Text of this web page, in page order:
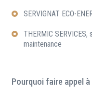
SERVIGNAT ECO-
THERMIC
maintenance
Pourquoi faire appel